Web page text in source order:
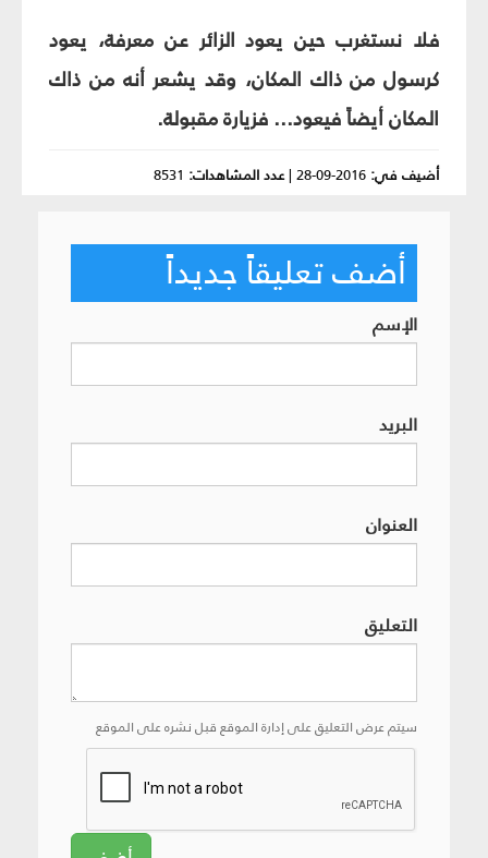
فلا نستغرب حين يعود الزائر عن معرفة، يعود
كرسول من ذاك المكان، وقد يشعر أنه من ذاك
المكان أيضاً فيعود... فزيارة مقبولة.
أضيف في: 2016-09-28
|عدد المشاهدات: 8531
أضف تعليقاً جديداً
الإسم
البريد
العنوان
التعليق
سيتم عرض التعليق على إدارة الموقع قبل نشره على الموقع